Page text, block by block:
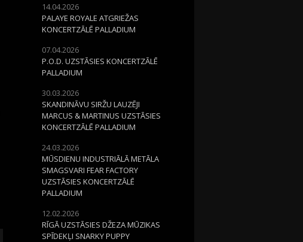
14.04.2026
PALAYE ROYALE ATGRIEŽAS
KONCERTZĀLĒ PALLADIUM
07.04.2026
P.O.D. UZSTĀSIES KONCERTZĀLĒ
PALLADIUM
30.03.2026
SKANDINĀVU SIRŽU LAUZĒJI
MARCUS & MARTINUS UZSTĀSIES
KONCERTZĀLĒ PALLADIUM
24.03.2026
MŪSDIENU INDUSTRIĀLĀ METĀLA
SMAGSVARI FEAR FACTORY
UZSTĀSIES KONCERTZĀLĒ
PALLADIUM
12.02.2026
RĪGĀ UZSTĀSIES DŽEZA MŪZIKAS
SPĪDEKĻI SNARKY PUPPY